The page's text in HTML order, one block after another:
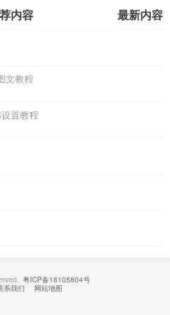
内容 最新内容
文教程
置教程
粤ICP备18105804号
系我们 网站地图